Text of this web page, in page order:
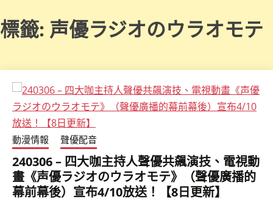
標籤: 声優ラジオのウラオモテ
動漫情報 聲優配音
240306 – 四大咖主持人聲優共飆演技、電視動
畫《声優ラジオのウラオモテ》（聲優廣播的
幕前幕後）宣布4/10放送！【8日更新】